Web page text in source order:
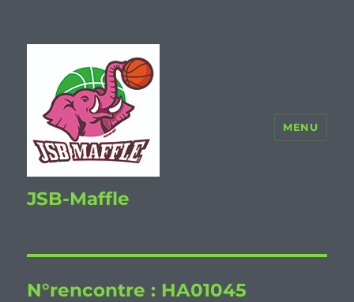
JSB-Maffle
MENU
N°rencontre : HA01045